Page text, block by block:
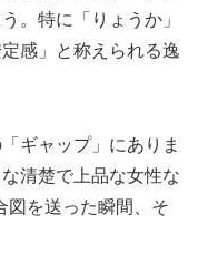
。特に「りょうか」
感」と称えられる逸
ギャップ」にありま
清楚で上品な女性な
図を送った瞬間、そ